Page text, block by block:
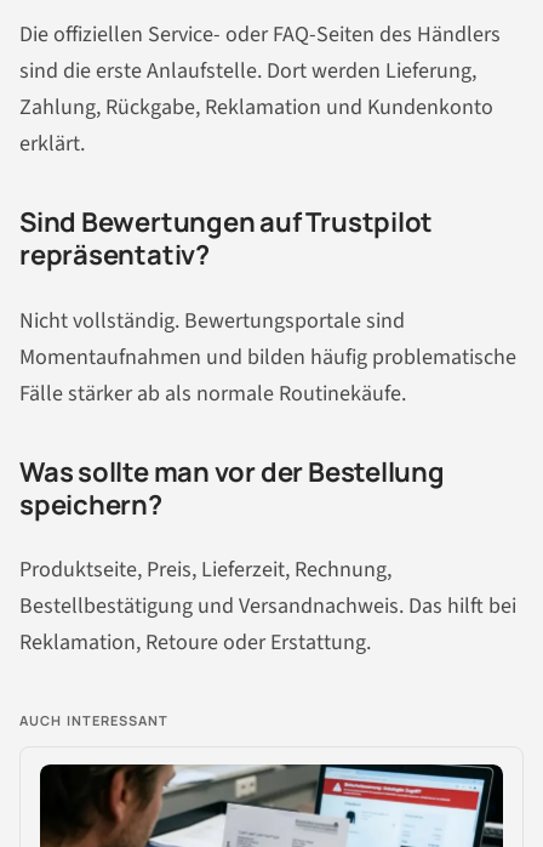
Die offiziellen Service- oder FAQ-Seiten des Händlers
sind die erste Anlaufstelle. Dort werden Lieferung,
Zahlung, Rückgabe, Reklamation und Kundenkonto
erklärt.
Sind Bewertungen auf Trustpilot
repräsentativ?
Nicht vollständig. Bewertungsportale sind
Momentaufnahmen und bilden häufig problematische
Fälle stärker ab als normale Routinekäufe.
Was sollte man vor der Bestellung
speichern?
Produktseite, Preis, Lieferzeit, Rechnung,
Bestellbestätigung und Versandnachweis. Das hilft bei
Reklamation, Retoure oder Erstattung.
AUCH INTERESSANT